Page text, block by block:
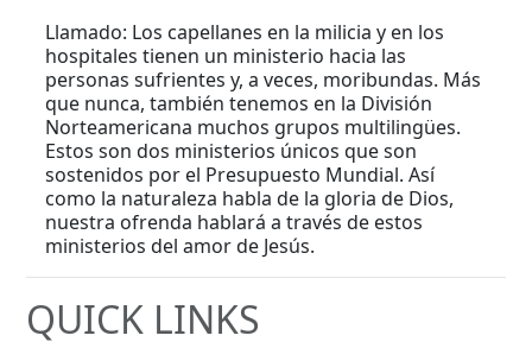
Llamado: Los capellanes en la milicia y en los
hospitales tienen un ministerio hacia las
personas sufrientes y, a veces, moribundas. Más
que nunca, también tenemos en la División
Norteamericana muchos grupos multilingües.
Estos son dos ministerios únicos que son
sostenidos por el Presupuesto Mundial. Así
como la naturaleza habla de la gloria de Dios,
nuestra ofrenda hablará a través de estos
ministerios del amor de Jesús.
QUICK LINKS